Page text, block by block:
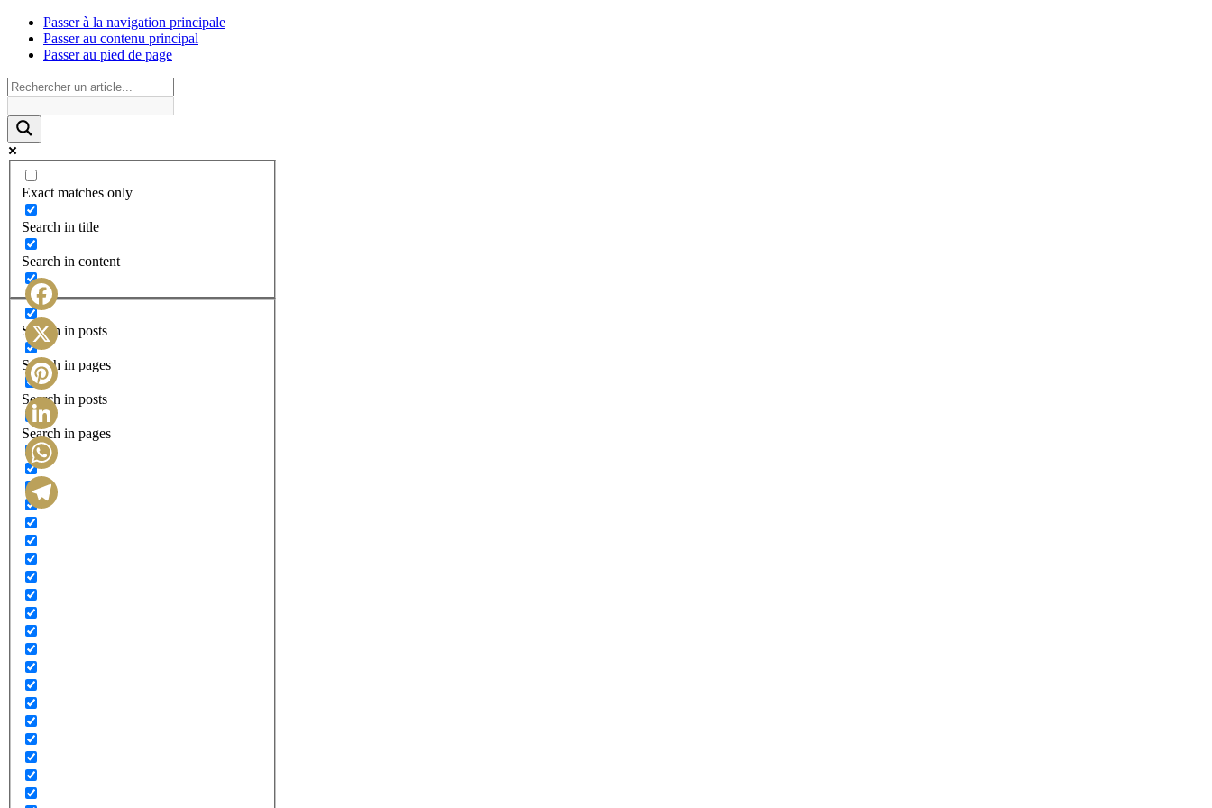
Passer à la navigation principale
Passer au contenu principal
Passer au pied de page
Exact matches only
Search in title
Search in content
Search in posts
Search in pages
Search in posts
Search in pages
Facebook
X
Pinterest
LinkedIn
WhatsApp
Telegram